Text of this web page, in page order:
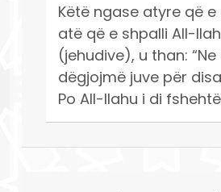
Këtë ngase atyre që e
atë që e shpalli All-
(jehudive), u than: “Ne
dëgjojmë juve për
Po All-llahu i di